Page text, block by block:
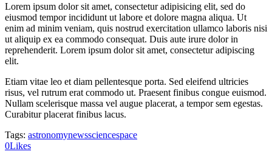
Lorem ipsum dolor sit amet, consectetur adipisicing elit, sed do
eiusmod tempor incididunt ut labore et dolore magna aliqua. Ut
enim ad minim veniam, quis nostrud exercitation ullamco laboris nisi
ut aliquip ex ea commodo consequat. Duis aute irure dolor in
reprehenderit. Lorem ipsum dolor sit amet, consectetur adipiscing
elit.
Etiam vitae leo et diam pellentesque porta. Sed eleifend ultricies
risus, vel rutrum erat commodo ut. Praesent finibus congue euismod.
Nullam scelerisque massa vel augue placerat, a tempor sem egestas.
Curabitur placerat finibus lacus.
Tags: astronomynewssciencespace
0Likes